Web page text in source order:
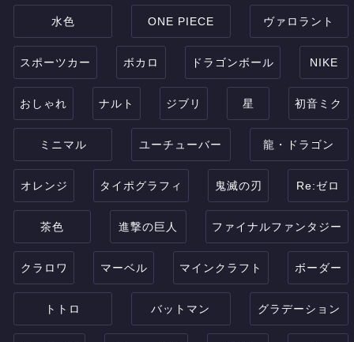
水色 ONE PIECE ヴァロラント
スポーツカー ボカロ ドラゴンボール NIKE
おしゃれ ナルト ジブリ 星 初音ミク
ミニマル ユーチューバー 龍・ドラゴン
オレンジ タイポグラフィ 鬼滅の刃 Re:ゼロ
茶色 進撃の巨人 ファイナルファンタジー
クラロワ マーベル マインクラフト ボーダー
トトロ バットマン グラデーション